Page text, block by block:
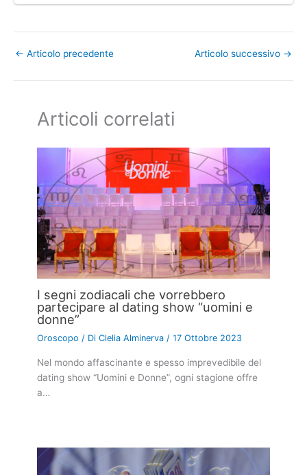
← Articolo precedente Articolo successivo →
Articoli correlati
I segni zodiacali che vorrebbero
partecipare al dating show “uomini e
donne”
Oroscopo / DiClelia Alminerva/17 Ottobre 2023
Nel mondo affascinante e spesso imprevedibile del
dating show “Uomini e Donne”, ogni stagione offre
a…